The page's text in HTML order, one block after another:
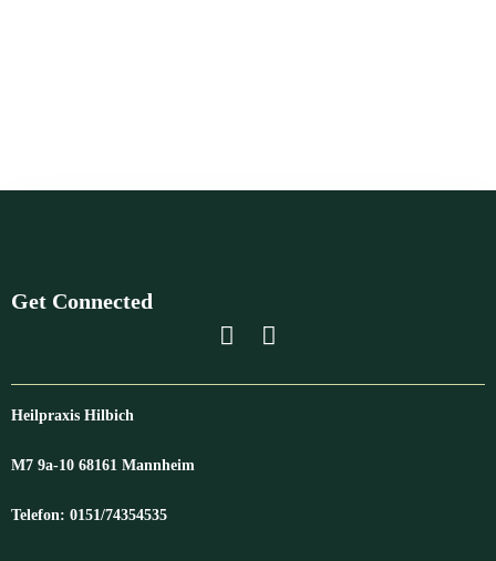
Get Connected
Heilpraxis Hilbich
M7 9a-10 68161 Mannheim
Telefon: 0151/74354535